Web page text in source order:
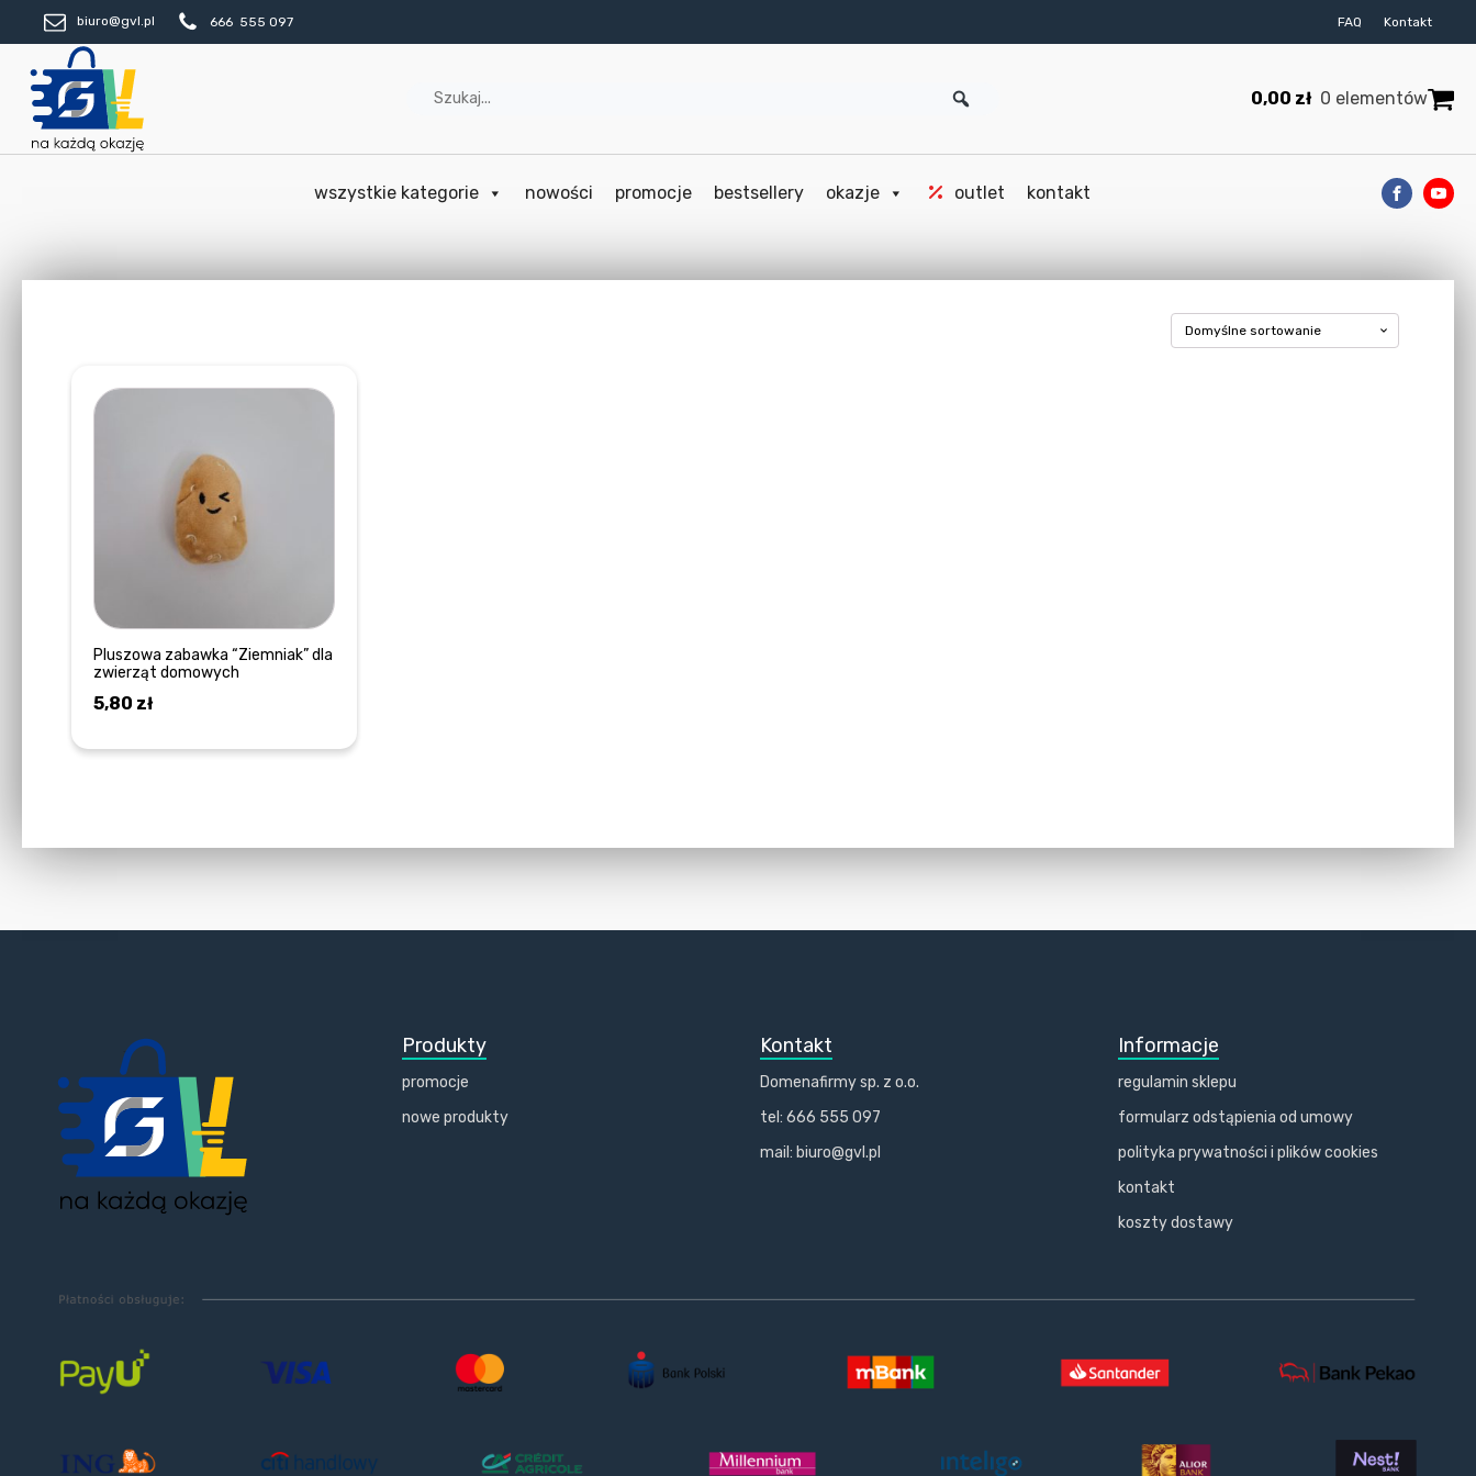
biuro@gvl.pl 666 555 097 FAQ Kontakt
0,00 zł 0 elementów
wszystkie kategorie nowości promocje bestsellery okazje outlet kontakt
Pluszowa zabawka “Ziemniak” dla
zwierząt domowych
5,80 zł
Produkty
promocje
nowe produkty
Kontakt
Domenafirmy sp. z o.o.
tel: 666 555 097
mail: biuro@gvl.pl
Informacje
regulamin sklepu
formularz odstąpienia od umowy
polityka prywatności i plików cookies
kontakt
koszty dostawy